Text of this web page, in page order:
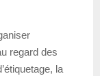
regard des
la